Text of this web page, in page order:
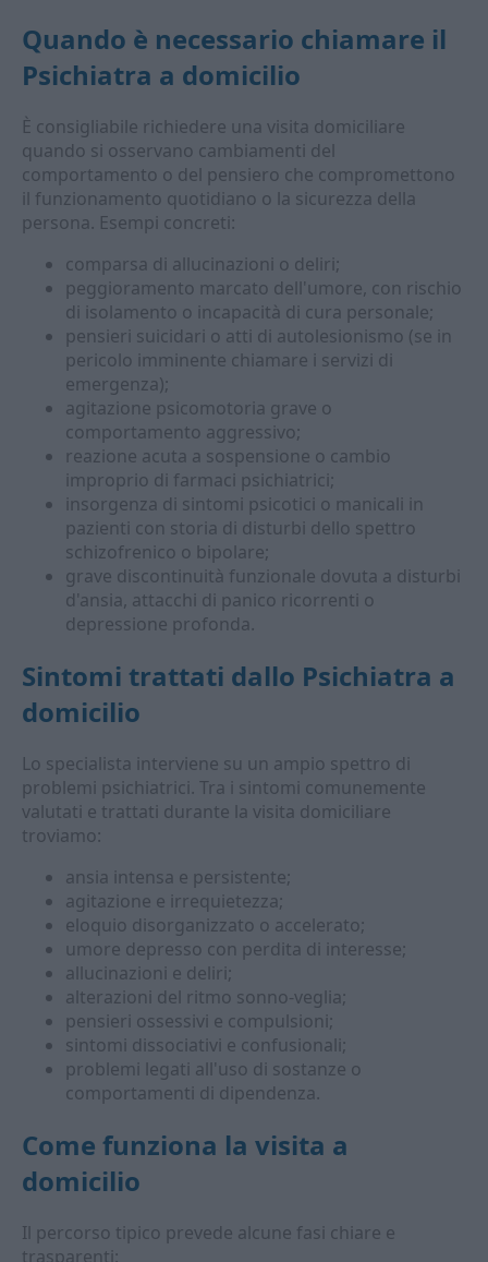
Quando è necessario chiamare il
Psichiatra a domicilio
È consigliabile richiedere una visita domiciliare
quando si osservano cambiamenti del
comportamento o del pensiero che compromettono
il funzionamento quotidiano o la sicurezza della
persona. Esempi concreti:
comparsa di allucinazioni o deliri;
peggioramento marcato dell'umore, con rischio
di isolamento o incapacità di cura personale;
pensieri suicidari o atti di autolesionismo (se in
pericolo imminente chiamare i servizi di
emergenza);
agitazione psicomotoria grave o
comportamento aggressivo;
reazione acuta a sospensione o cambio
improprio di farmaci psichiatrici;
insorgenza di sintomi psicotici o manicali in
pazienti con storia di disturbi dello spettro
schizofrenico o bipolare;
grave discontinuità funzionale dovuta a disturbi
d'ansia, attacchi di panico ricorrenti o
depressione profonda.
Sintomi trattati dallo Psichiatra a
domicilio
Lo specialista interviene su un ampio spettro di
problemi psichiatrici. Tra i sintomi comunemente
valutati e trattati durante la visita domiciliare
troviamo:
ansia intensa e persistente;
agitazione e irrequietezza;
eloquio disorganizzato o accelerato;
umore depresso con perdita di interesse;
allucinazioni e deliri;
alterazioni del ritmo sonno-veglia;
pensieri ossessivi e compulsioni;
sintomi dissociativi e confusionali;
problemi legati all'uso di sostanze o
comportamenti di dipendenza.
Come funziona la visita a
domicilio
Il percorso tipico prevede alcune fasi chiare e
trasparenti: